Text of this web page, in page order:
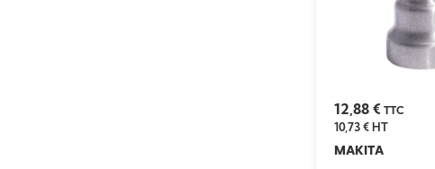
12,88 € TTC
10,73 €HT
MAKITA